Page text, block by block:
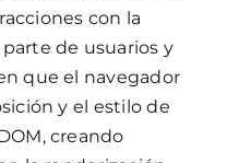
con la
de usuarios y
que el navegador
y el estilo de
creando